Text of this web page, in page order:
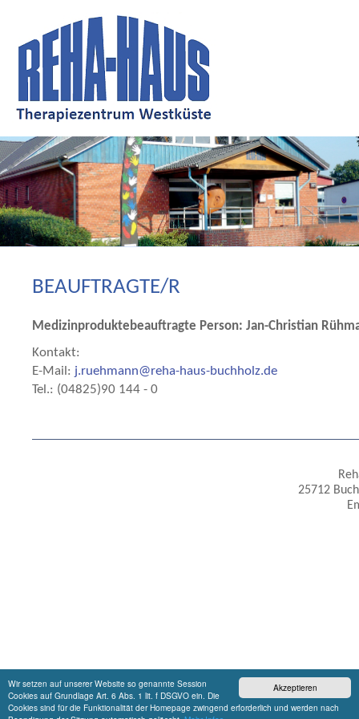
Akzeptieren
Wir setzen auf unserer Website so genannte Session
Cookies auf Grundlage Art. 6 Abs. 1 lit. f DSGVO ein. Die
Cookies sind für die Funktionalität der Homepage zwingend erforderlich und werden nach
BEAUFTRAGTE/R
Medizinproduktebeauftragte Person: Jan-Christian
Kontakt:
E-Mail: j.ruehmann@reha-haus-buchholz.de
Tel.: (04825)90 144 - 0
25712